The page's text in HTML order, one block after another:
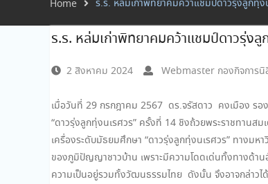
Home ร.ร. หล่มเก่าพิทยาคมคว้าแชมป์ดาวรุ่งลูกทุ่
ร.ร. หล่มเก่าพิทยาคมคว้าแชมป์ดาวรุ่ง
2 สิงหาคม 2024 Webmaster กองกิจการนิ
เมื่อวันที่ 29 กรกฎาคม 2567 ดร.จรัสดาว คงเมือง รอ
“ดาวรุ่งลูกทุ่งนเรศวร” ครั้งที่ 14 ชิงถ้วยพระราชทานส
เครื่องระดับมัธยมศึกษา “ดาวรุ่งลูกทุ่งนเรศวร” ทางม
ของภูมิปัญญาชาวบ้าน เพราะมีความโดดเด่นทั้งทางด้
ความเป็นอยู่รวมทั้งวัฒนธรรมไทย ดังนั้น จึงอาจกล่าว